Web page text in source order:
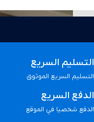
التسليم السريع
التسليم السريع الموثوق
الدفع السريع
الدفع شخصيا في الموقع